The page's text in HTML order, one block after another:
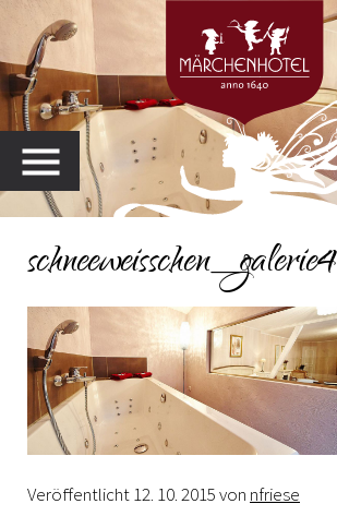
MENU
schneeweisschen_galerie4
Veröffentlicht12. 10. 2015von nfriese